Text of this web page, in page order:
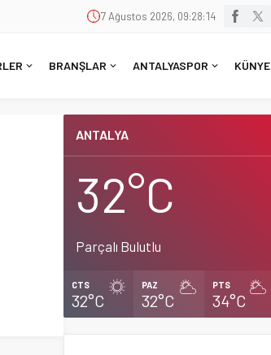
7 Ağustos 2026, 09:28:15
BRANŞLAR ANTALYASPOR KÜNYE
ANTALYA
32°C
Parçalı Bulutlu
CTS
32°C
PAZ
32°C
PTS
34°C